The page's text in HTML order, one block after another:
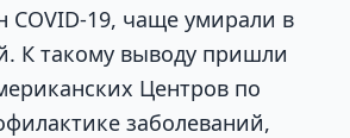
COVID-19, чаще умирали в
К такому выводу пришли
Центров по
заболеваний,